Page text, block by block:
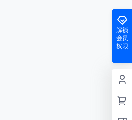
解锁
会员
权限